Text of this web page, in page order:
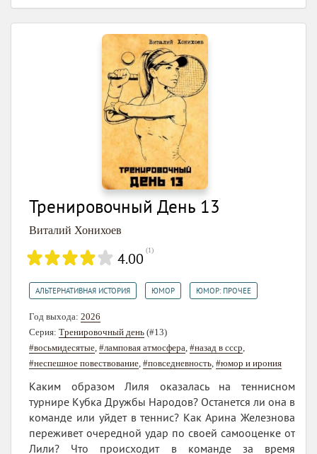
Тренировочный День 13
Виталий Хонихоев
4.00 (1)
АЛЬТЕРНАТИВНАЯ ИСТОРИЯ ЮМОР ЮМОР: ПРОЧЕЕ
Год выхода: 2026
Серия: Тренировочный день (#13)
#восьмидесятые #ламповая атмосфера #назад в ссср
#неспешное повествование #повседневность #юмор и ирония
Каким образом Лиля оказалась на теннисном
турнире Кубка Дружбы Народов? Останется ли она в
команде или уйдет в теннис? Как Арина Железнова
переживет очередной удар по своей самооценке от
Лили? Что происходит в команде за время